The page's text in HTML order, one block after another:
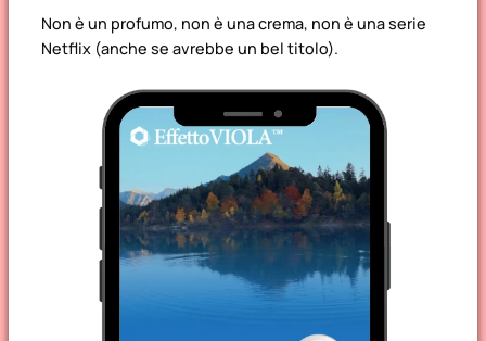
Non è un profumo, non è una crema, non è una serie
Netflix (anche se avrebbe un bel titolo).